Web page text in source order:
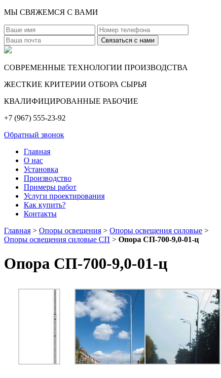
МЫ СВЯЖЕМСЯ С ВАМИ
СОВРЕМЕННЫЕ ТЕХНОЛОГИИ ПРОИЗВОДСТВА
ЖЕСТКИЕ КРИТЕРИИ ОТБОРА СЫРЬЯ
КВАЛИФИЦИРОВАННЫЕ РАБОЧИЕ
+7 (967) 555-23-92
Обратный звонок
Главная
О нас
Установка
Производство
Примеры работ
Услуги проектирования
Как купить?
Контакты
Главная > Опоры освещения > Опоры освещения силовые >
Опоры освещения силовые СП > Опора СП-700-9,0-01-ц
Опора СП-700-9,0-01-ц